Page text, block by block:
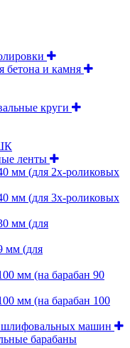
и камня
круги
ленты
мм (для 2х-роликовых
мм (для 3х-роликовых
мм (для
мм (для
мм (на барабан 90
мм (на барабан 100
шлифовальных машин
барабаны